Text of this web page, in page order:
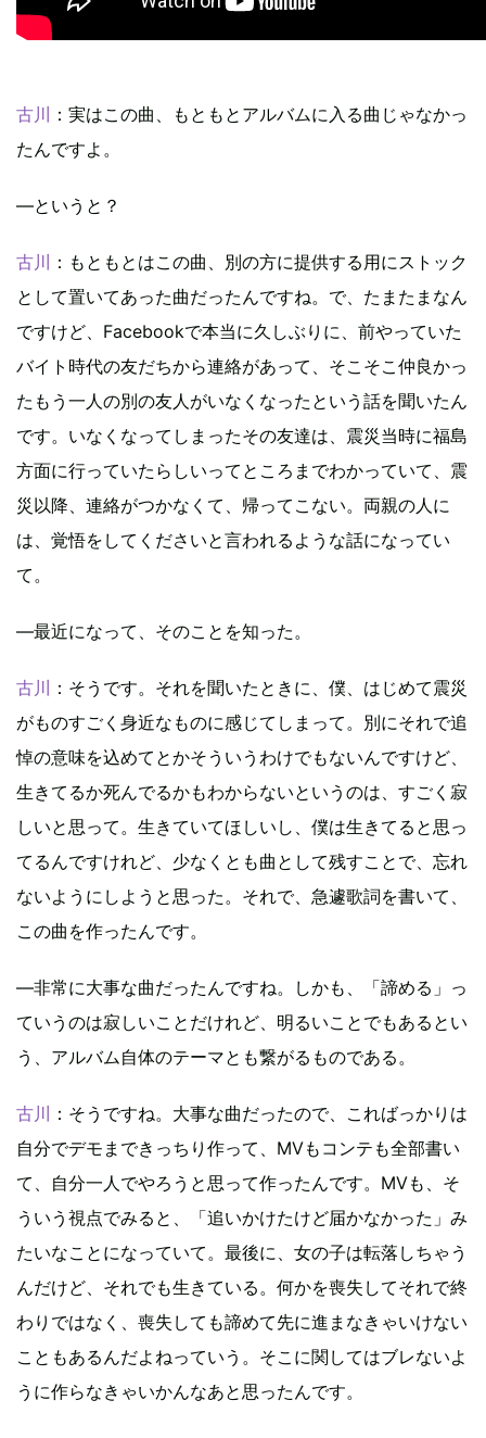
古川 ：実はこの曲、もともとアルバムに入る曲じゃなかっ
たんですよ。
―というと？
古川 ：もともとはこの曲、別の方に提供する用にストック
として置いてあった曲だったんですね。で、たまたまなん
ですけど、Facebookで本当に久しぶりに、前やっていた
バイト時代の友だちから連絡があって、そこそこ仲良かっ
たもう一人の別の友人がいなくなったという話を聞いたん
です。いなくなってしまったその友達は、震災当時に福島
方面に行っていたらしいってところまでわかっていて、震
災以降、連絡がつかなくて、帰ってこない。両親の人に
は、覚悟をしてくださいと言われるような話になってい
て。
―最近になって、そのことを知った。
古川 ：そうです。それを聞いたときに、僕、はじめて震災
がものすごく身近なものに感じてしまって。別にそれで追
悼の意味を込めてとかそういうわけでもないんですけど、
生きてるか死んでるかもわからないというのは、すごく寂
しいと思って。生きていてほしいし、僕は生きてると思っ
てるんですけれど、少なくとも曲として残すことで、忘れ
ないようにしようと思った。それで、急遽歌詞を書いて、
この曲を作ったんです。
―非常に大事な曲だったんですね。しかも、「諦める」っ
ていうのは寂しいことだけれど、明るいことでもあるとい
う、アルバム自体のテーマとも繋がるものである。
古川 ：そうですね。大事な曲だったので、こればっかりは
自分でデモまできっちり作って、MVもコンテも全部書い
て、自分一人でやろうと思って作ったんです。MVも、そ
ういう視点でみると、「追いかけたけど届かなかった」み
たいなことになっていて。最後に、女の子は転落しちゃう
んだけど、それでも生きている。何かを喪失してそれで終
わりではなく、喪失しても諦めて先に進まなきゃいけない
こともあるんだよねっていう。そこに関してはブレないよ
うに作らなきゃいかんなあと思ったんです。